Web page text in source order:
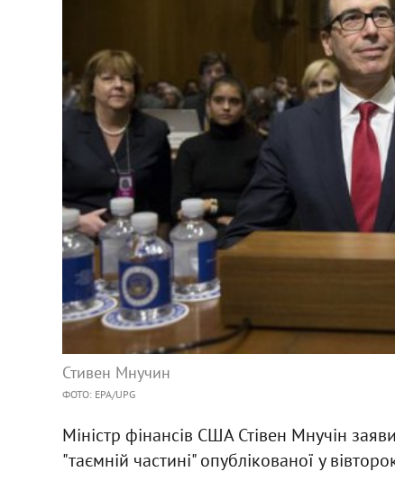
Стивен Мнучин
ФОТО: EPA/UPG
Міністр фінансів США Стівен Мнучін
"таємній частині" опублікованої у